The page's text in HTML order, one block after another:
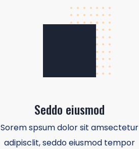
Seddo eiusmod
Sorem spsum dolor sit amsectetur
adipisclit, seddo eiusmod tempor